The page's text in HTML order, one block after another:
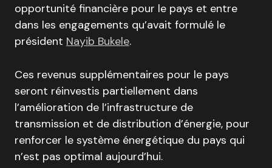
opportunité financière pour le pays et entre
dans les engagements qu’avait formulé le
président Nayib Bukele.
Ces revenus supplémentaires pour le pays
seront réinvestis partiellement dans
l’amélioration de l’infrastructure de
transmission et de distribution d’énergie, pour
renforcer le système énergétique du pays qui
n’est pas optimal aujourd’hui.